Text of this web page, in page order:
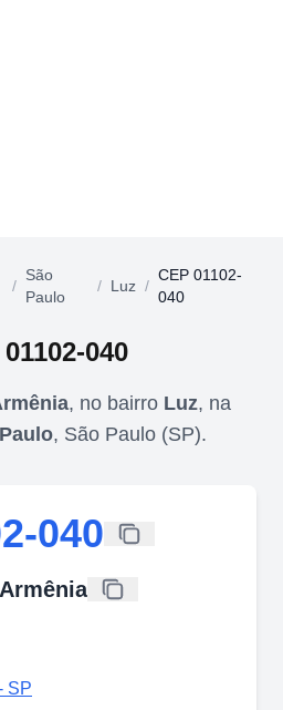
/
São
Paulo
/ Luz /
CEP 01102-
040
01102-040
, no bairro Luz, na
, São Paulo(SP).
040
SP